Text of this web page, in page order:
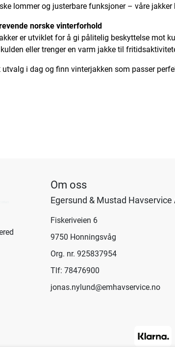
lommer og justerbare funksjoner – våre jakker
norske vinterforhold
er utviklet for å gi pålitelig beskyttelse mot
eller trenger en varm jakke til
utvalg i dag og finn vinterjakken som passer
Om oss
Egersund & Mustad Havservice
Fiskeriveien 6
9750 Honningsvåg
Org. nr. 925837954
Tlf: 78476900
jonas.nylund@emhavservice.no